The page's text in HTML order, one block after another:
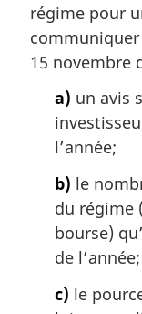
i
n
a
régime pour
15 novembre
a) un avis
l’année;
b) le
du régime
bourse)
de l’année;
c) le